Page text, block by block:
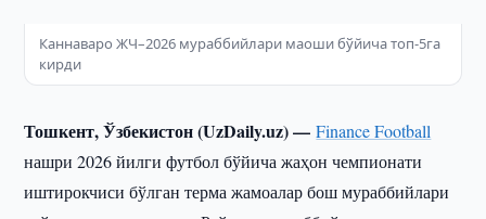
Каннаваро ЖЧ–2026 мураббийлари маоши бўйича топ-5га
кирди
Тошкент, Ўзбекистон (UzDaily.uz) —Finance Football
нашри 2026 йилги футбол бўйича жаҳон чемпионати
иштирокчиси бўлган терма жамоалар бош мураббийлари